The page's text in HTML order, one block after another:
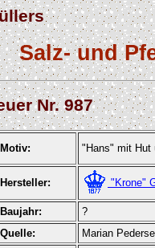
Salz- und
Nr. 987
Motiv: "Hans" mit Hut
Hersteller: "Krone"
Baujahr:
?
Quelle:
Marian